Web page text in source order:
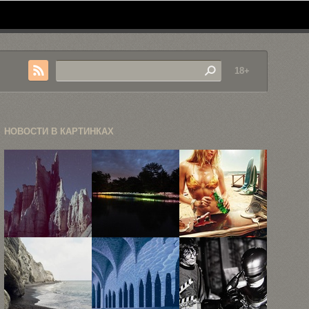
18+
НОВОСТИ В КАРТИНКАХ
Неизведанные
локации в
фотокарточках
Рубена ...
«Поле света»
—
инсталляция
Брюса ...
Рекламная
фотография
Жана Ива
Лемуаня